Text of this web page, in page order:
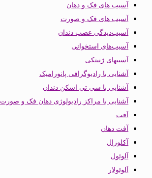
آسیب های فک و دهان
آسیب های فک و صورت
آسیب‌دیدگی عصب دندان
آسیب‌های استخوانی
آسیبهای ژنیتکی
آشنایی با رادیوگرافی پانورامیک
آشنایی با سی تی اسکن دندان
آشنایی با مراکز رادیولوژی دهان فک و صورت
آفت
آفت دهان
آکلوزال
آلوئول
آلوئولار